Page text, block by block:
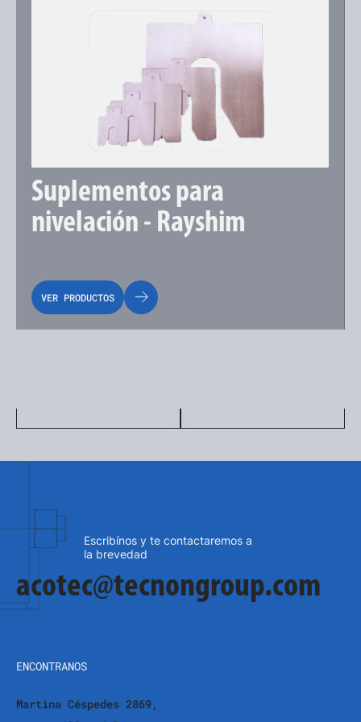
Suplementos para
nivelación - Rayshim
VER PRODUCTOS
Escribínos y te contactaremos a
la brevedad
acotec@tecnongroup.com
ENCONTRANOS
Martina Céspedes 2869,